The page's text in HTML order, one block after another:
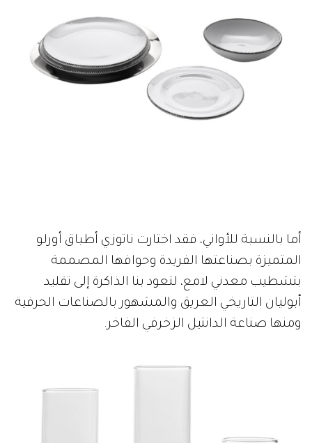
أما بالنسبة للأواني، فقد اختارت ناتوزي أطباق أورلو
المتميزة بصناعتها الفريدة وحوافها المصممة
بتشطيب معدني لامع، لتعود بنا الذاكرة إلى تقليد
أبوليان التاريخي العريق والمشهور بالصناعات الحرفية
ومنها صناعة الدانتيل الزخرفي الفاخر.